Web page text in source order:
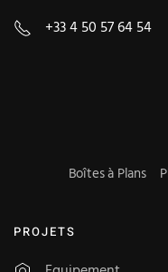
+33 4 50 57 64 54
Boîtes à Plans
PROJETS